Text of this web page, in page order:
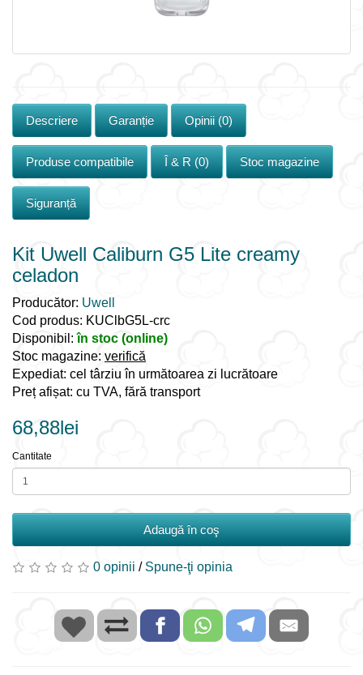
Descriere Garanție Opinii (0)
Produse compatibile Î & R (0) Stoc magazine
Siguranță
Kit Uwell Caliburn G5 Lite creamy
celadon
Producător: Uwell
Cod produs: KUClbG5L-crc
Disponibil:în stoc (online)
Stoc magazine: verifică
Expediat: cel târziu în următoarea zi lucrătoare
Preț afișat: cu TVA, fără transport
68,88lei
Cantitate
Adaugă în coş
0 opinii / Spune-ţi opinia